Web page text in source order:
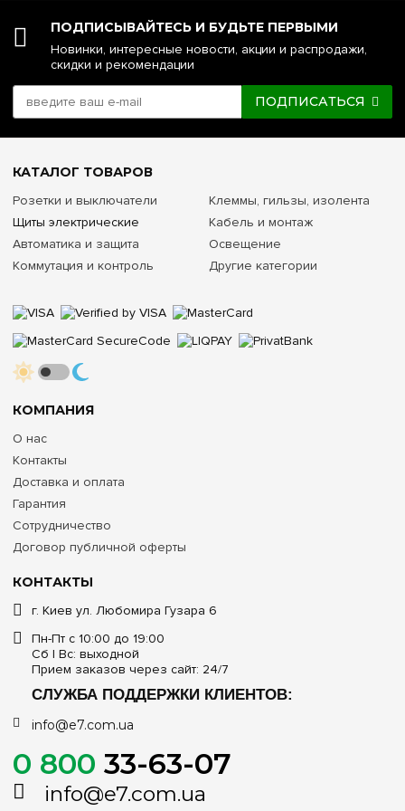
ПОДПИСЫВАЙТЕСЬ И БУДЬТЕ ПЕРВЫМИ
Новинки, интересные новости, акции и распродажи,
скидки и рекомендации
ПОДПИСАТЬСЯ
КОНТАКТЫ
г. Киев ул. Любомира Гузара 6
Пн-Пт с 10:00 до 19:00
Сб | Вс: выходной
Прием заказов через сайт: 24/7
СЛУЖБА ПОДДЕРЖКИ КЛИЕНТОВ:
info@e7.com.ua
0 800 33-63-07
info@e7.com.ua
КОМПАНИЯ
О нас
Контакты
Доставка и оплата
Гарантия
Сотрудничество
Договор публичной оферты
КАТАЛОГ ТОВАРОВ
Розетки и выключатели
Щиты электрические
Автоматика и защита
Коммутация и контроль
Клеммы, гильзы, изолента
Кабель и монтаж
Освещение
Другие категории